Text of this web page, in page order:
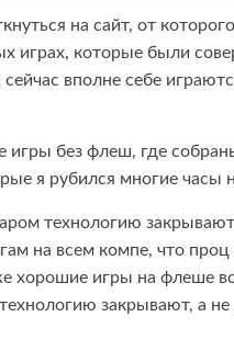
на сайт, от
играх, которые были
вполне себе
игры без флеш, где
я рубился многие часы
технологию
на всем компе, что проц
хорошие игры на флеше
закрывают, а